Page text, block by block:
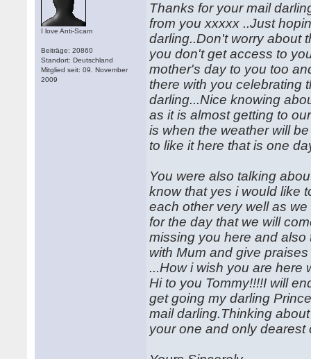
I love Anti-Scam
Beiträge: 20860
Standort: Deutschland
Mitglied seit: 09. November
2009
Thanks for your mail
from you xxxxx ..Just
darling..Don't worry about
you don't get access to
mother's day to you too
there with you celebrating
darling...Nice knowing
as it is almost getting to
is when the weather will
to like it here that is one
You were also talking
know that yes i would like
each other very well as
for the day that we will
missing you here and
with Mum and give
...How i wish you are here
Hi to you Tommy!!!!I will
get going my darling
mail darling.Thinking
your one and only dearest